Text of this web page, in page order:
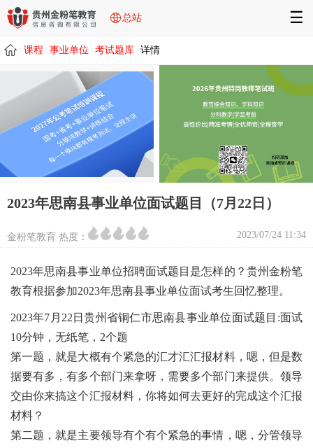
总站 ☰
课程 事业单位 考试题库 详情
2023年思南县事业单位面试题目（7月22日）
金粉笔教育 热度： 2023/07/24 11:34
2023年思南县事业单位招聘面试题目是怎样的？贵州金粉笔
教育根据参加2023年思南县事业单位面试考生回忆整理。
2023年7月22日贵州省铜仁市思南县事业单位面试题目:面试
10分钟，无纸笔，2个题
第一题，就是大概有个紧急的汇才汇汇报材料，嗯，但是数
据要有多，有多个部门来拿呀，需要多个部门来提供。领导
交由你来搞这个汇报材料，你将如何去更好的完成这个汇报
材料？
第二题，就是主要领导有个有个紧急的事情，嗯，分管领导